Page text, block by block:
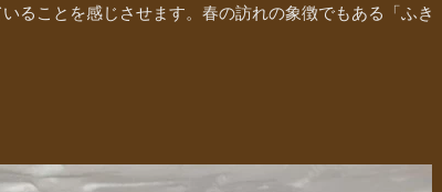
ることを感じさせます。春の訪れの象徴でもある「ふきの